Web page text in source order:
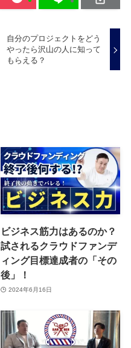
自分のプロジェクトをどう
やったら沢山の人に知って
もらえる？
ビジネス筋力はあるのか？
試されるクラウドファンデ
ィング目標達成者の「その
後」！
2024年6月16日